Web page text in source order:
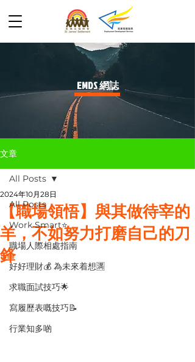
​EMDS 網誌
文章
All Posts
Work Smart⭐️
職場人際相處指南
好好理財💰 為未來着想🈵
求職面試技巧🌟
寫履歷表嘅技巧📝
行業知多啲
All Posts
【職場領悟】與其做待宰的
羊，不如努力打磨自己的刀
鋒
2024年10月28日